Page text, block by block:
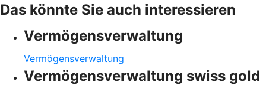
Das könnte Sie auch interessieren
Vermögensverwaltung
Vermögensverwaltung
Vermögensverwaltung swiss gold